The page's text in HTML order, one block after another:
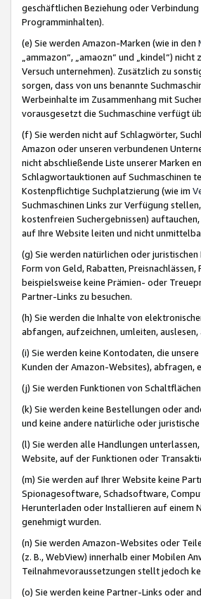
geschäftlichen Beziehung oder
Programminhalten).
(e) Sie werden Amazon-Marken (wie in den
„ammazon“, „amaozn“ und „kindel“)
Versuch unternehmen). Zusätzlich zu
sorgen, dass von uns benannte
Werbeinhalte im Zusammenhang mit
vorausgesetzt die Suchmaschine verfügt
(f) Sie werden nicht auf Schlagwörter,
Amazon oder unseren verbundenen
nicht abschließende Liste unserer Marken
Schlagwortauktionen auf Suchmaschinen
Kostenpflichtige Suchplatzierung (wie im
Suchmaschinen Links zur Verfügung
kostenfreien Suchergebnissen)
auf Ihre Website leiten und nicht
(g) Sie werden natürlichen oder
Form von Geld, Rabatten,
beispielsweise keine Prämien- oder
Partner-Links zu besuchen.
(h) Sie werden die Inhalte von
abfangen, aufzeichnen, umleiten,
(i) Sie werden keine Kontodaten, die
Kunden der Amazon-Websites), abfragen,
(j) Sie werden Funktionen von
(k) Sie werden keine Bestellungen oder
und keine andere natürliche oder
(l) Sie werden alle Handlungen
Website, auf der Funktionen oder
(m) Sie werden auf Ihrer Website keine
Spionagesoftware, Schadsoftware,
Herunterladen oder Installieren auf einem
genehmigt wurden.
(n) Sie werden Amazon-Websites oder
(z. B., WebView) innerhalb einer Mobilen
Teilnahmevoraussetzungen stellt jedoch
(o) Sie werden keine Partner-Links oder